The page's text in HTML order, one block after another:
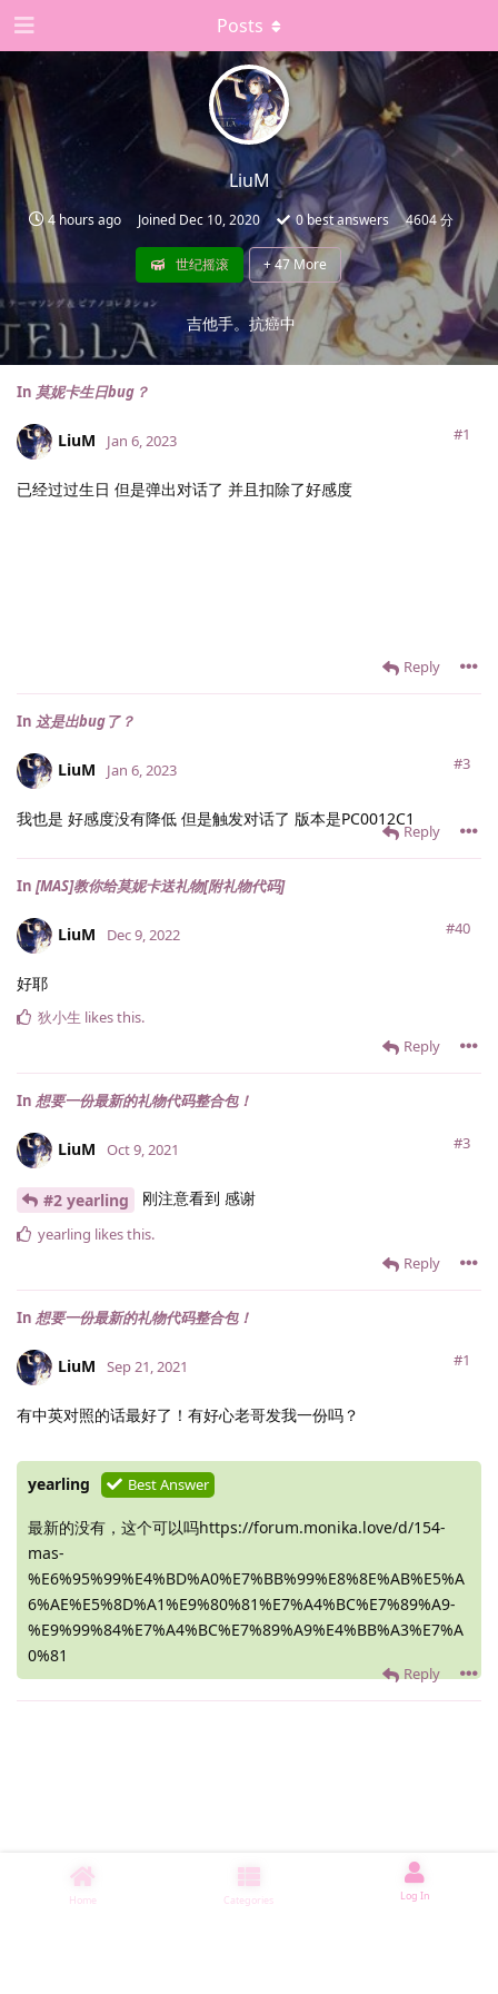
LiuM
4 hours ago Joined Dec 10, 2020 0best answers 4604 分
世纪摇滚 +47More
吉他手。抗癌中
Posts
In 莫妮卡生日bug？
LiuM #1
Jan 6, 2023
已经过过生日 但是弹出对话了 并且扣除了好感度
Reply
In 这是出bug了？
LiuM #3
Jan 6, 2023
我也是 好感度没有降低 但是触发对话了 版本是PC0012C1
Reply
In [MAS]教你给莫妮卡送礼物[附礼物代码]
LiuM #40
Dec 9, 2022
好耶
Reply
狄小生 likes this.
In 想要一份最新的礼物代码整合包！
LiuM #3
Oct 9, 2021
#2 yearling 刚注意看到 感谢
Reply
yearling likes this.
In 想要一份最新的礼物代码整合包！
LiuM #1
Sep 21, 2021
有中英对照的话最好了！有好心老哥发我一份吗？
Reply
yearling Best Answer
最新的没有，这个可以吗https://forum.monika.love/d/154-
mas-
%E6%95%99%E4%BD%A0%E7%BB%99%E8%8E%AB%E5%A
6%AE%E5%8D%A1%E9%80%81%E7%A4%BC%E7%89%A9-
%E9%99%84%E7%A4%BC%E7%89%A9%E4%BB%A3%E7%A
0%81
Home Categories Log In